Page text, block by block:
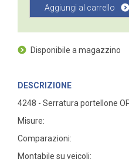
Aggiungi al carrello
Disponibile a magazzino
DESCRIZIONE
4248 - Serratura portellone
Misure:
Comparazioni:
Montabile su veicoli: